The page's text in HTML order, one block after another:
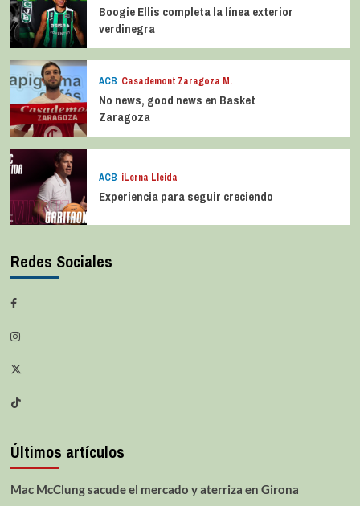
Boogie Ellis completa la línea exterior
verdinegra
ACB Casademont Zaragoza M.
No news, good news en Basket
Zaragoza
ACB iLerna Lleida
Experiencia para seguir creciendo
Redes Sociales
Últimos artículos
Mac McClung sacude el mercado y aterriza en Girona